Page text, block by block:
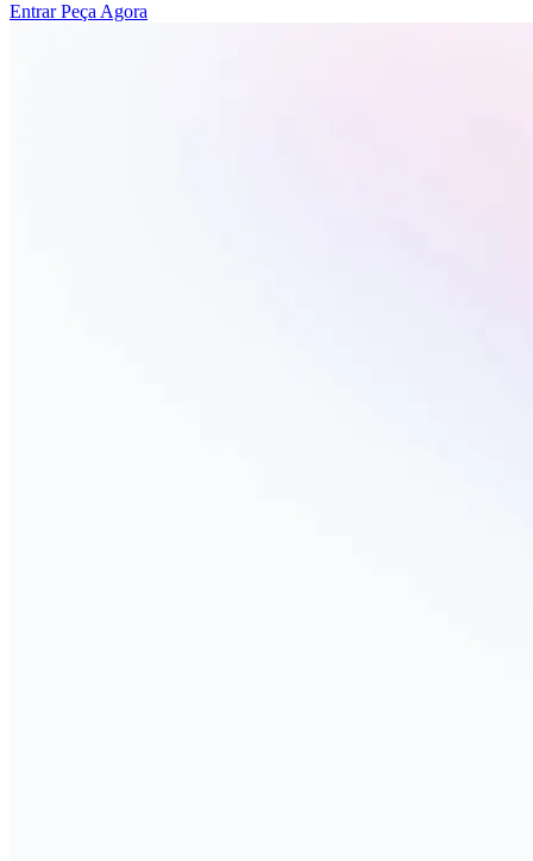
Entrar Peça Agora